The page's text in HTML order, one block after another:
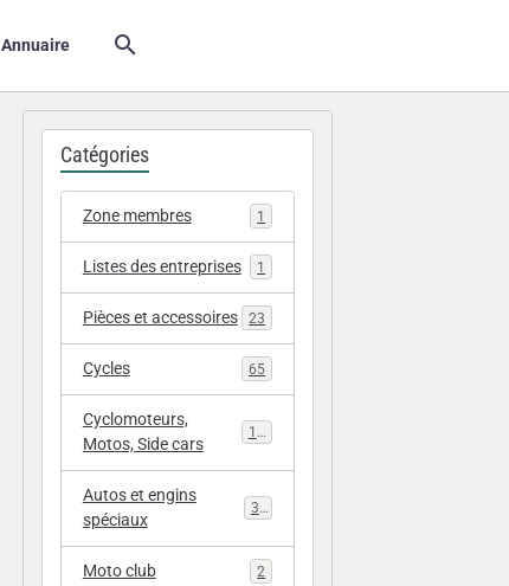
Annuaire
Catégories
Zone membres 1
Listes des entreprises 1
Pièces et accessoires 23
Cycles 65
Cyclomoteurs,
Motos, Side cars
112
Autos et engins
spéciaux
33
Moto club 2